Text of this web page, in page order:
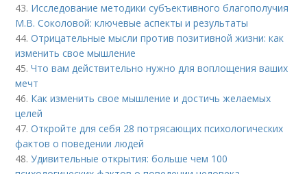
43. Исследование методики субъективного благополучия
М.В. Соколовой: ключевые аспекты и результаты
44.Отрицательные мысли против позитивной жизни: как
изменить свое мышление
45.Что вам действительно нужно для воплощения ваших
мечт
46. Как изменить свое мышление и достичь желаемых
целей
47.Откройте для себя 28 потрясающих психологических
фактов о поведении людей
48.Удивительные открытия: больше чем 100